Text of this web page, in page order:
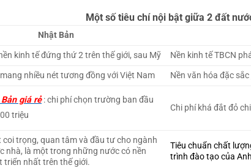
Một số tiêu chí nội bật giữa 2 đất
Nhật Bản
kinh tế đứng thứ 2 trên thế giới, sau Mỹ
Nền kinh tế TBCN
nhiều nét tương đồng với Việt Nam
Nền văn hóa đặc
giá rẻ: chi phí chọn trường ban đầu
triệu
Chi phí khá đắt đỏ
coi trọng, quan tâm và đầu tư cho ngành
nhà, là một trong những nước có nền
triển nhất trên thế giới.
Tiêu chuẩn chất
trình đào tạo của Anh